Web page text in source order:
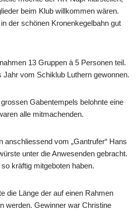
beim Klub willkommen wären.
der schönen Kronenkegelbahn gut
13 Gruppen à 5 Personen teil.
Jahr vom Schiklub Luthern gewonnen.
Gabentempels belohnte eine
alle mitmachenden.
anschliessend vom „Gantrufer“ Hans
unter die Anwesenden gebracht.
kräftig mitgeboten haben.
die Länge der auf einen Rahmen
werden. Gewinner war Christine